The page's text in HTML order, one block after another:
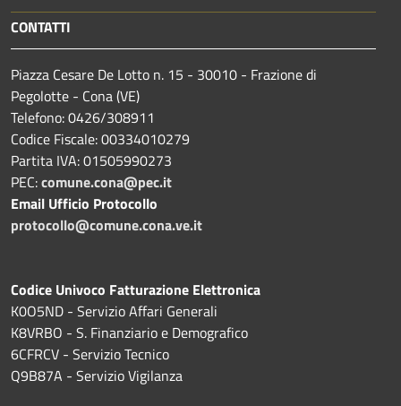
CONTATTI
Piazza Cesare De Lotto n. 15 - 30010 - Frazione di
Pegolotte - Cona (VE)
Telefono: 0426/308911
Codice Fiscale: 00334010279
Partita IVA: 01505990273
PEC:comune.cona@pec.it
Email Ufficio Protocollo
protocollo@comune.cona.ve.it
Codice Univoco Fatturazione Elettronica
K0O5ND - Servizio Affari Generali
K8VRBO - S. Finanziario e Demografico
6CFRCV - Servizio Tecnico
Q9B87A - Servizio Vigilanza